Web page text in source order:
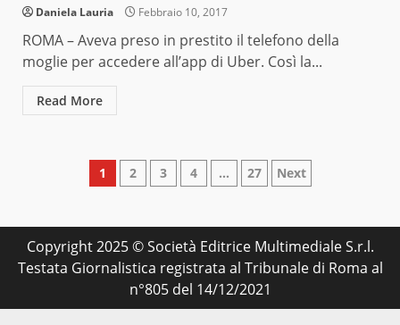
Daniela Lauria Febbraio 10, 2017
ROMA – Aveva preso in prestito il telefono della
moglie per accedere all’app di Uber. Così la...
Read More
Paginazione
articoli
1 2 3 4 … 27 Next
Copyright 2025 © Società Editrice Multimediale S.r.l.
Testata Giornalistica registrata al Tribunale di Roma al
n°805 del 14/12/2021